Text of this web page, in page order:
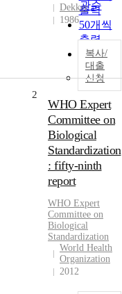
관순
출력
50개씩
출력
100개씩
출력
Dekker
1986
복사/
대출
신청
2
WHO Expert
Committee on
Biological
Standardization
: fifty-ninth
report
WHO Expert
Committee on
Biological
Standardization
World Health
Organization
2012